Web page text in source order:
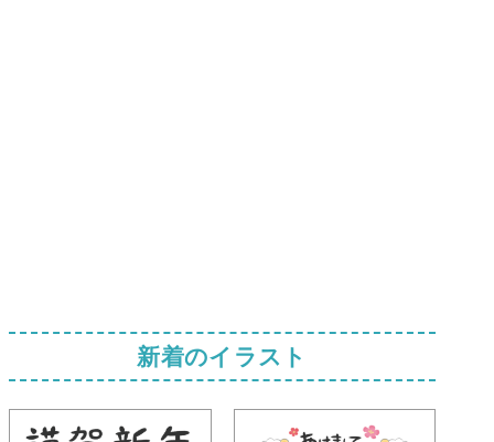
新着のイラスト